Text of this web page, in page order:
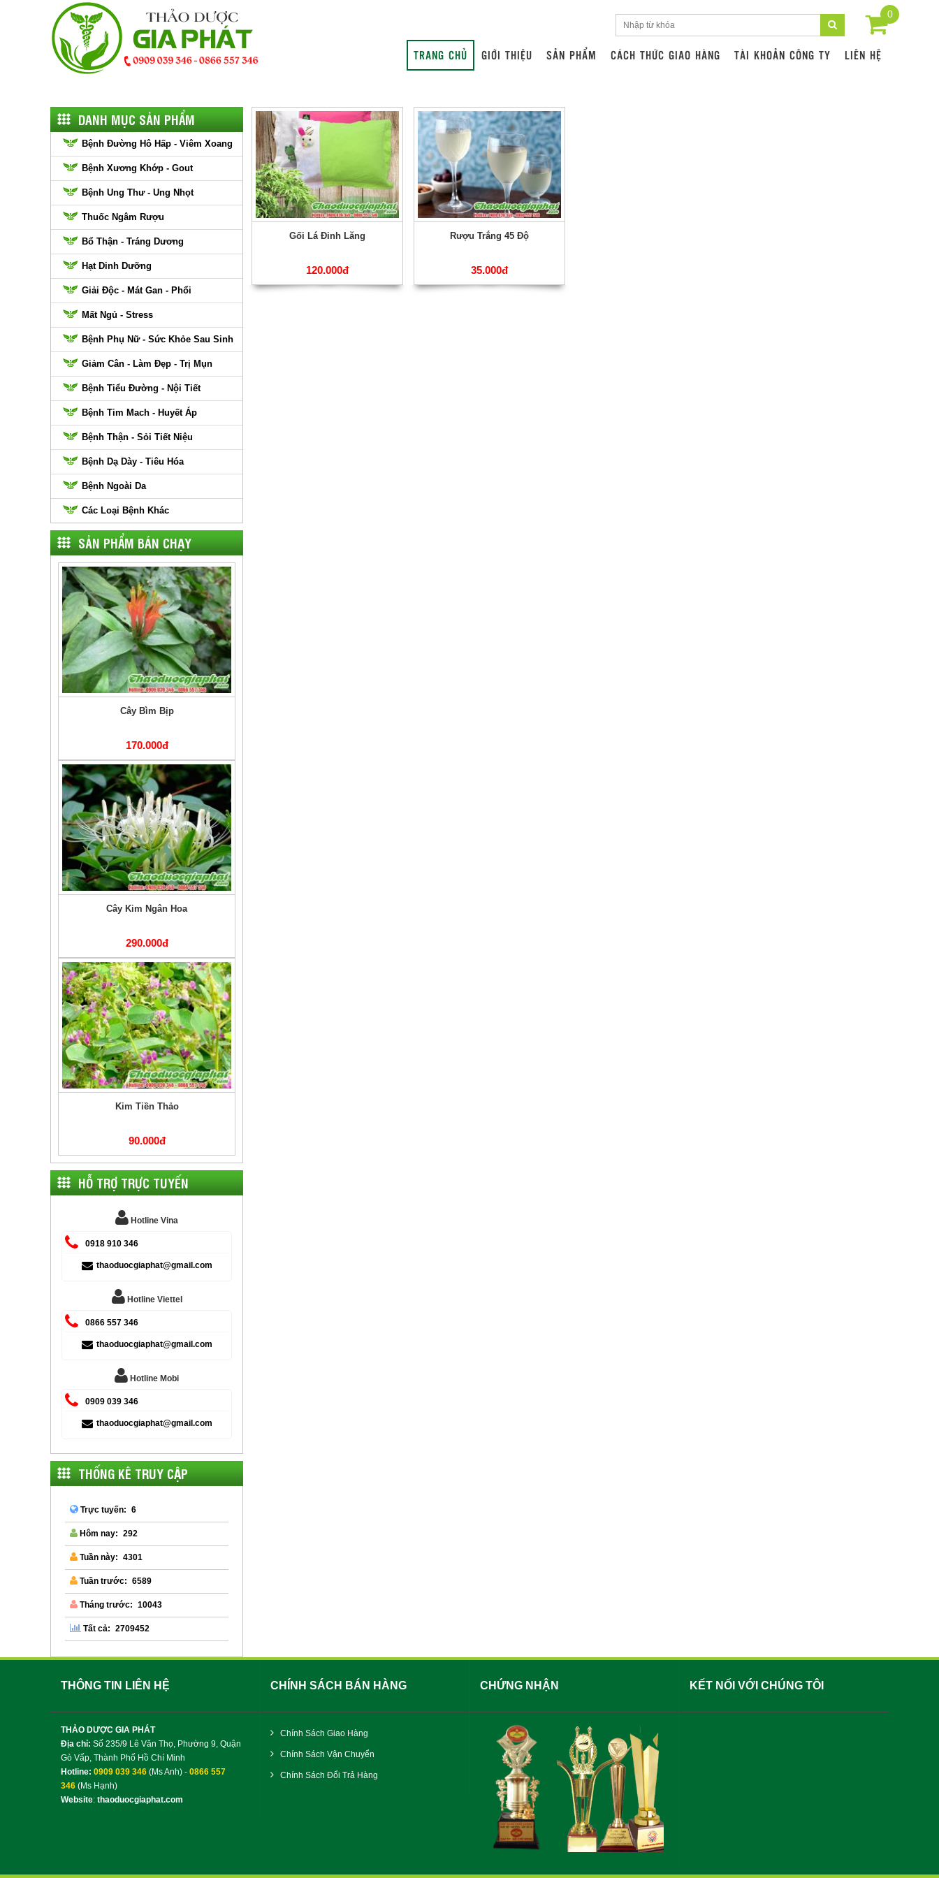
0
TRANG CHỦ GIỚI THIỆU SẢN PHẨM CÁCH THỨC GIAO HÀNG TÀI KHOẢN CÔNG TY LIÊN HỆ
Gối Lá Đinh Lăng
120.000đ
Rượu Trắng 45 Độ
35.000đ
DANH MỤC SẢN PHẨM
Bệnh Đường Hô Hấp - Viêm Xoang
Bệnh Xương Khớp - Gout
Bệnh Ung Thư - Ung Nhọt
Thuốc Ngâm Rượu
Bổ Thận - Tráng Dương
Hạt Dinh Dưỡng
Giải Độc - Mát Gan - Phổi
Mất Ngủ - Stress
Bệnh Phụ Nữ - Sức Khỏe Sau Sinh
Giảm Cân - Làm Đẹp - Trị Mụn
Bệnh Tiểu Đường - Nội Tiết
Bệnh Tim Mach - Huyết Áp
Bệnh Thận - Sỏi Tiết Niệu
Bệnh Dạ Dày - Tiêu Hóa
Bệnh Ngoài Da
Các Loại Bệnh Khác
SẢN PHẨM BÁN CHẠY
Cây Bìm Bịp
170.000đ
290.000đ
90.000đ
70.000đ
HỖ TRỢ TRỰC TUYẾN
Hotline Vina
0918 910 346
thaoduocgiaphat@gmail.com
Hotline Viettel
0866 557 346
thaoduocgiaphat@gmail.com
Hotline Mobi
0909 039 346
thaoduocgiaphat@gmail.com
THỐNG KÊ TRUY CẬP
Trực tuyến: 6
Hôm nay: 292
Tuần này: 4301
Tuần trước: 6589
Tháng trước: 10043
Tất cả: 2709452
THÔNG TIN LIÊN HỆ
THẢO DƯỢC GIA PHÁT
Địa chỉ: Số 235/9 Lê Văn Thọ, Phường 9, Quận
Gò Vấp, Thành Phố Hồ Chí Minh
Hotline: 0909 039 346 (Ms Anh) - 0866 557
346 (Ms Hạnh)
Website: thaoduocgiaphat.com
CHÍNH SÁCH BÁN HÀNG
Chính Sách Giao Hàng
Chính Sách Vận Chuyển
Chính Sách Đổi Trả Hàng
CHỨNG NHẬN KẾT NỐI VỚI CHÚNG TÔI